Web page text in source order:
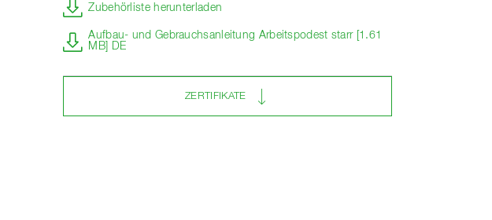
Zubehörliste herunterladen
Aufbau- und Gebrauchsanleitung Arbeitspodest starr [1.61
MB] DE
ZERTIFIKATE